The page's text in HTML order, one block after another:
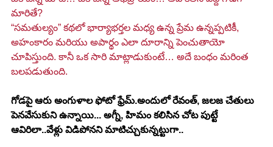
మారితే?
“సమతుల్యం” కథలో భార్యాభర్తల మధ్య ఉన్న ప్రేమ ఉన్నప్పటికీ,
అహంకారం మరియు అపార్థం ఎలా దూరాన్ని పెంచుతాయో
చూపిస్తుంది. కానీ ఒక సారి మాట్లాడుకుంటే… అదే బంధం మరింత
బలపడుతుంది.
గోడపై ఆరు అంగుళాల ఫోటో ఫ్రేమ్.అందులో రేవంత్, జలజ చేతులు
పెనవేసుకుని ఉన్నాయి... అగ్నీ, హిమం కలిసిన చోట పుట్టే
ఆవిరిలా..వేళ్లు విడిపోనని మాటిచ్చుకున్నట్టుగా..